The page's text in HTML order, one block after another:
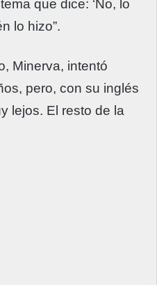
que dice: ‘No, lo
lo hizo”.
Minerva, intentó
pero, con su inglés
lejos. El resto de la